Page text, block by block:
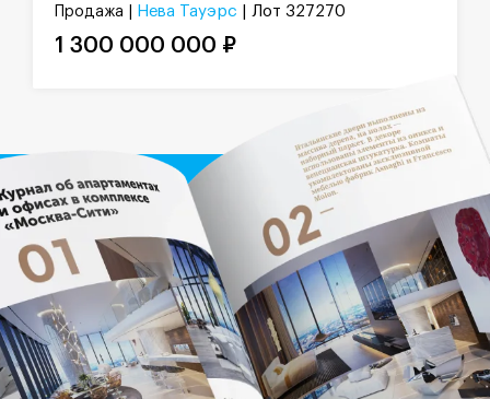
Продажа | Нева Тауэрс | Лот 327270
1 300 000 000 ₽